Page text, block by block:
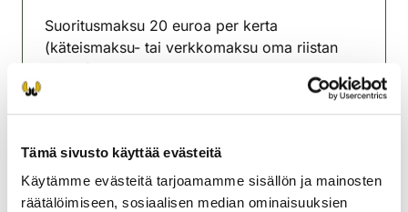
Tämä sivusto käyttää evästeitä
Käytämme evästeitä tarjoamamme sisällön ja mainosten
räätälöimiseen, sosiaalisen median ominaisuuksien
Suoritusmaksu 20 euroa per kerta
(käteismaksu- tai verkkomaksu oma riistan
Ristiinan riistanhoitoyhdistys
ristiina@rhy.riista.fi